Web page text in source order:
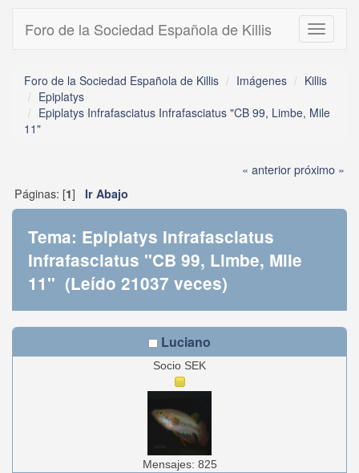
Toggle
Foro de la Sociedad Española de Killis
Foro de la Sociedad Española de Killis Imágenes
Killis
Epiplatys
Epiplatys Infrafasciatus Infrafasciatus "CB 99, Limbe, Mile
11"
« anteriorpróximo »
Páginas: [1] Ir Abajo
Tema: Epiplatys Infrafasciatus
Infrafasciatus "CB 99, Limbe, Mile
11" (Leído 21037 veces)
Luciano
Socio SEK
Mensajes: 825